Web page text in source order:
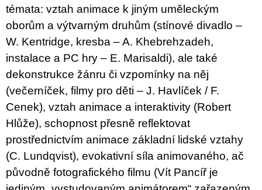
témata: vztah animace k jiným uměleckým
oborům a výtvarným druhům (stínové divadlo –
W. Kentridge, kresba – A. Khebrehzadeh,
instalace a PC hry – E. Marisaldi), ale také
dekonstrukce žánru či vzpomínky na něj
(večerníček, filmy pro děti – J. Havlíček / F.
Cenek), vztah animace a interaktivity (Robert
Hlůže), schopnost přesně reflektovat
prostřednictvím animace základní lidské vztahy
(C. Lundqvist), evokativní síla animovaného, ač
původně fotografického filmu (Vít Pancíř je